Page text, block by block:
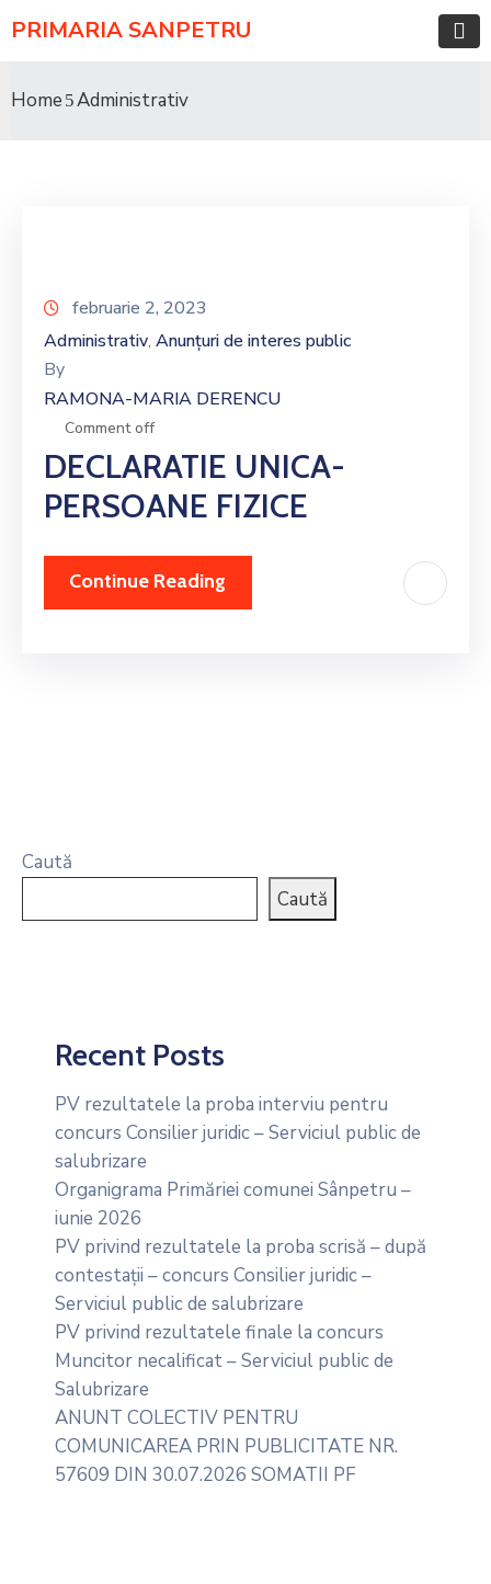
PRIMARIA SANPETRU
Home Administrativ
februarie 2, 2023
Administrativ‚ Anunțuri de interes public
By
RAMONA-MARIA DERENCU
Comment off
DECLARATIE UNICA-
PERSOANE FIZICE
Continue Reading
Caută
Caută
Recent Posts
PV rezultatele la proba interviu pentru
concurs Consilier juridic – Serviciul public de
salubrizare
Organigrama Primăriei comunei Sânpetru –
iunie 2026
PV privind rezultatele la proba scrisă – după
contestații – concurs Consilier juridic –
Serviciul public de salubrizare
PV privind rezultatele finale la concurs
Muncitor necalificat – Serviciul public de
Salubrizare
ANUNT COLECTIV PENTRU
COMUNICAREA PRIN PUBLICITATE NR.
57609 DIN 30.07.2026 SOMATII PF